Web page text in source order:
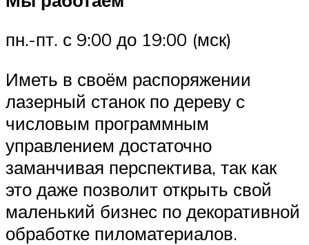
пн.-пт. с 9:00 до 19:00 (мск)
Иметь в своём распоряжении
лазерный станок по дереву с
числовым программным
управлением достаточно
заманчивая перспектива, так как
это даже позволит открыть свой
маленький бизнес по декоративной
обработке пиломатериалов.